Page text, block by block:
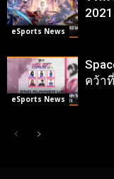
eSports News
eSports News
คว้า